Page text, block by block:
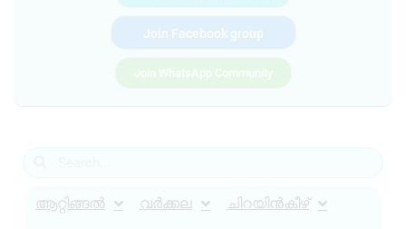
Join Facebook group
Join WhatsApp Community
ആറ്റിങ്ങൽ വർക്കല ചിറയിൻകീഴ്